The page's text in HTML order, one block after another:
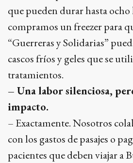
que pueden durar hasta ocho
compramos un freezer para
“Guerreras y Solidarias”
cascos fríos y geles que se
tratamientos.
– Una labor silenciosa,
impacto.
– Exactamente. Nosotros
con los gastos de pasajes o
pacientes que deben viajar a